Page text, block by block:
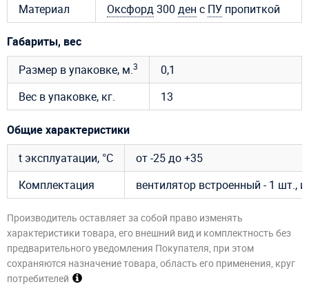
Материал
Оксфорд300 ден с ПУ пропиткой
Габариты, вес
Размер в упаковке, м.3
0,1
Вес в упаковке, кг.
13
Общие характеристики
t эксплуатации, °C
от -25 до +35
Комплектация
вентилятор встроенный - 1 шт.,
Производитель оставляет за собой право изменять
характеристики товара, его внешний вид и комплектность без
предварительного уведомления Покупателя, при этом
сохраняются назначение товара, область его применения, круг
потребителей